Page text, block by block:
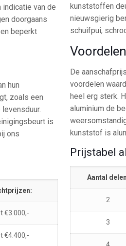
indicatie van de
doorgaans
beperkt
hun
zoals een
is
ons
€3.000,-
€4.400,-
kunststoffen
nieuwsgierig
schuifpui,
De
voordelen
heel erg sterk.
aluminium de
kunststof is
Prijstabel
Aantal
2
3
4